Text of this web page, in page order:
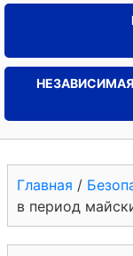
Главная /
в период